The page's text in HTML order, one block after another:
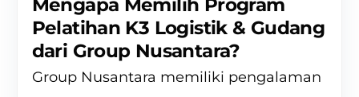
Mengapa Memilih Program
Pelatihan K3 Logistik & Gudang
dari Group Nusantara?
Group Nusantara memiliki pengalaman